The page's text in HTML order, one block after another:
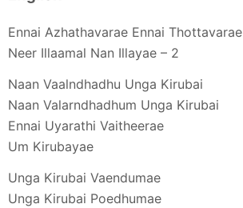
Ennai Azhathavarae Ennai Thottavarae
Neer Illaamal Nan Illayae – 2
Naan Vaalndhadhu Unga Kirubai
Naan Valarndhadhum Unga Kirubai
Ennai Uyarathi Vaitheerae
Um Kirubayae
Unga Kirubai Vaendumae
Unga Kirubai Poedhumae